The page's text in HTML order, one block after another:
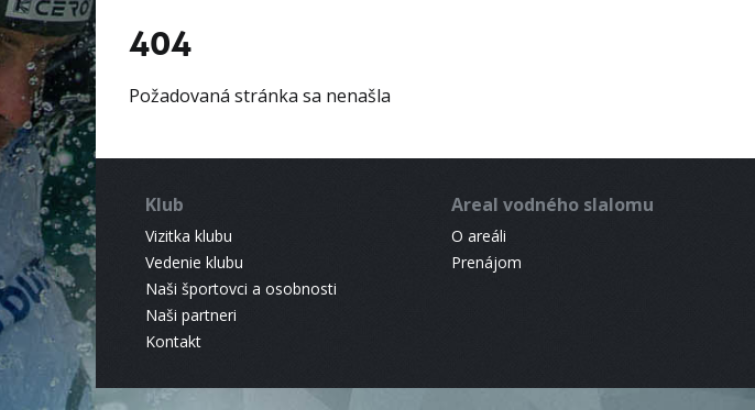
404
Požadovaná stránka sa nenašla
Klub
Vizitka klubu
Vedenie klubu
Naši športovci a osobnosti
Naši partneri
Kontakt
Areal vodného slalomu
O areáli
Prenájom